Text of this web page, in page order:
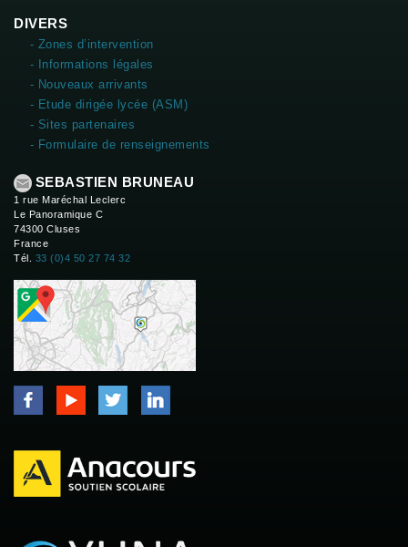
DIVERS
- Zones d’intervention
- Informations légales
- Nouveaux arrivants
- Etude dirigée lycée (ASM)
- Sites partenaires
- Formulaire de renseignements
SEBASTIEN BRUNEAU
1 rue Maréchal Leclerc
Le Panoramique C
74300 Cluses
France
Tél. 33 (0)4 50 27 74 32